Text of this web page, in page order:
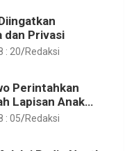
dan Privasi
: 20 Redaksi
Perintahkan
Lapisan Anak
: 05 Redaksi